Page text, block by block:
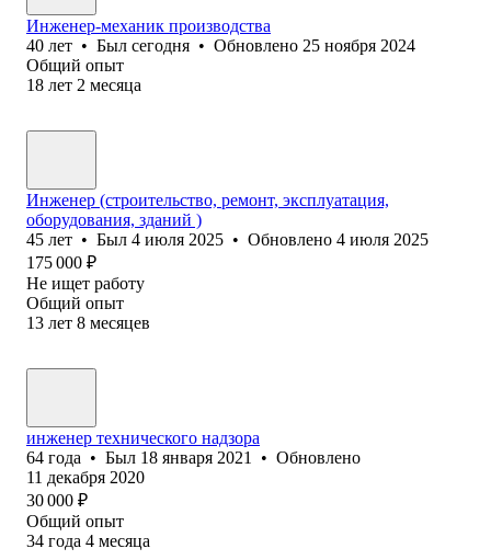
Инженер-механик производства
40 лет • Был сегодня • Обновлено 25 ноября 2024
Общий опыт
18 лет 2 месяца
Инженер (строительство, ремонт, эксплуатация,
оборудования, зданий )
45 лет • Был 4 июля 2025 • Обновлено 4 июля 2025
175 000 ₽
Не ищет работу
Общий опыт
13 лет 8 месяцев
инженер технического надзора
64 года • Был 18 января 2021 • Обновлено
11 декабря 2020
30 000 ₽
Общий опыт
34 года 4 месяца